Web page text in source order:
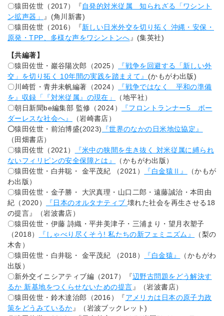
〇猿田佐世（2017）『自発的対米従属 知られざる「ワシント
ン拡声器」
』(角川新書)
〇猿田佐世（2016）『新しい日米外交を切り拓く 沖縄・安保・
原発・TPP、多様な声をワシントンへ 』(集英社)
【共編著】
〇猿田佐世・巖谷陽次郎（2025）
『戦争を回避する「新しい外
交」を切り拓く 10年間の実践を踏まえて』 (かもがわ出版)
〇川崎哲・青井未帆編著（2024）
『戦争ではなく 平和の準備
を』収録「『対米従属』の現在」
（地平社）
〇朝日新聞be編集部 監修（2024）
『フロントランナー5 ボー
ダーレスな社会へ』
（岩崎書店）
〇猿田佐世・前泊博盛(2023)
『世界のなかの日米地位協定』
（田畑書店）
〇猿田佐世（2021）
『米中の狭間を生き抜く 対米従属に縛られ
ないフィリピンの安全保障とは』
（かもがわ出版）
〇猿田佐世・白井聡・ 金平茂紀 （2021）
『白金猿Ⅱ』
（かもが
わ出版）
〇猿田佐世・金子勝・ 大沢真理・山口二郎・遠藤誠治・本田由
紀（2020）
『日本のオルタナティブ 壊れた社会を再生させる18
の提言』（岩波書店）
〇猿田佐世・伊藤 詩織・平井美津子・三浦まり・望月衣塑子
（2018）
『しゃべり尽くそう! 私たちの新フェミニズム』
（梨の
木舎）
〇猿田佐世・白井聡・ 金平茂紀 （2018）
『白金猿』
（かもがわ
出版）
〇新外交イニシアティブ編（2017）『辺野古問題をどう解決す
るか 新基地をつくらせないための提言 』（岩波書店）
〇猿田佐世・鈴木達治郎（2016）『アメリカは日本の原子力政
策をどうみているか 』（岩波ブックレット)